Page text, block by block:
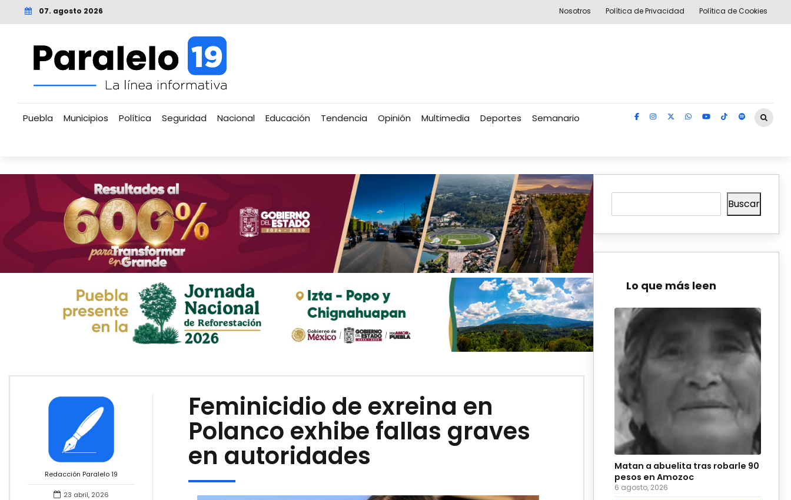
07. agosto 2026 Nosotros Política de Privacidad Política de Cookies
Puebla Municipios Política Seguridad Nacional Educación Tendencia Opinión Multimedia Deportes Semanario
Redacción Paralelo 19
23 abril, 2026
Feminicidio de exreina en
Polanco exhibe fallas graves
en autoridades
Buscar
Lo que más leen
Matan a abuelita tras robarle 90
pesos en Amozoc
6 agosto, 2026